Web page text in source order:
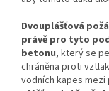
Dvouplášťová
právě pro tyto
betonu, který se
chráněna proti
vodních kapes mezi